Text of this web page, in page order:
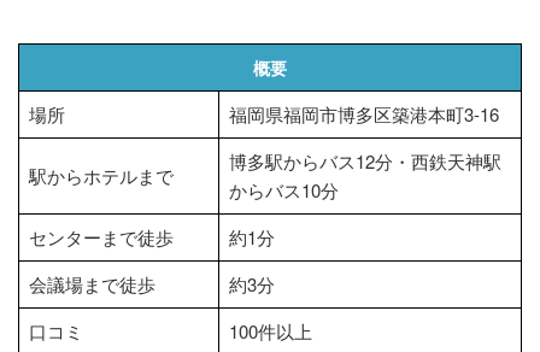
概要
場所 福岡県福岡市博多区築港本町3-16
駅からホテルまで
博多駅からバス12分・西鉄天神駅
からバス10分
センターまで徒歩
約1分
会議場まで徒歩
約3分
口コミ
100件以上